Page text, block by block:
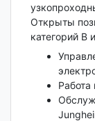
Открыты
категорий B